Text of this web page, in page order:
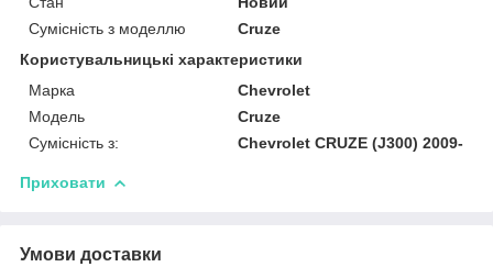
Сумісність з моделлю
Cruze
Користувальницькі характеристики
Марка
Chevrolet
Модель
Cruze
Сумісність з:
Chevrolet CRUZE (J300) 2009-
Приховати
Умови доставки